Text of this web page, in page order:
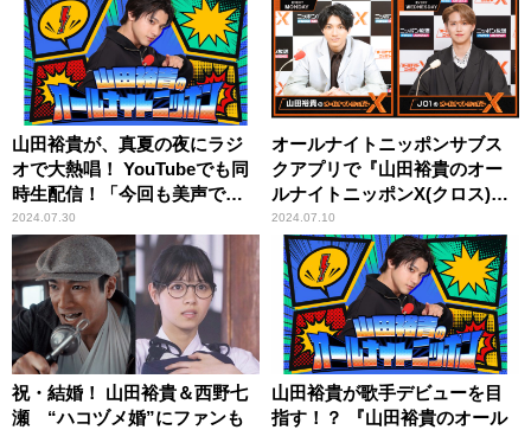
山田裕貴が、真夏の夜にラジ
オで大熱唱！ YouTubeでも同
時生配信！「今回も美声で歌
いあげたいと思います」
2024.07.30
オールナイトニッポンサブス
クアプリで『山田裕貴のオー
ルナイトニッポンX(クロス)』
『JO1のオールナイトニッポン
X(クロス) 』過去エピソードが
追加配信！
2024.07.10
祝・結婚！ 山田裕貴＆西野七
瀬 “ハコヅメ婚”にファンも
山田裕貴が歌手デビューを目
指す！？ 『山田裕貴のオール